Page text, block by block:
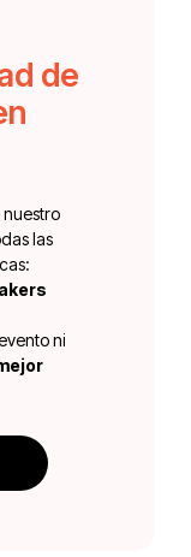
de
nuestro
las
ni